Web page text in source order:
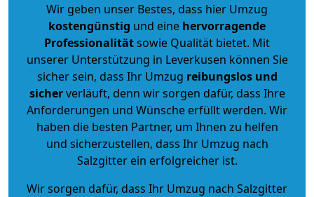
Wir geben unser Bestes, dass hier Umzug
kostengünstig und eine hervorragende
Professionalitätsowie Qualität bietet. Mit
unserer Unterstützung in Leverkusen können Sie
sicher sein, dass Ihr Umzug reibungslos und
sicherverläuft, denn wir sorgen dafür, dass Ihre
Anforderungen und Wünsche erfüllt werden. Wir
haben die besten Partner, um Ihnen zu helfen
und sicherzustellen, dass Ihr Umzug nach
Salzgitter ein erfolgreicher ist.
Wir sorgen dafür, dass Ihr Umzug nach Salzgitter